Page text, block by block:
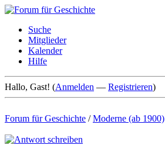
Suche
Mitglieder
Kalender
Hilfe
Hallo, Gast! (Anmelden — Registrieren)
Forum für Geschichte /Moderne (ab 1900)